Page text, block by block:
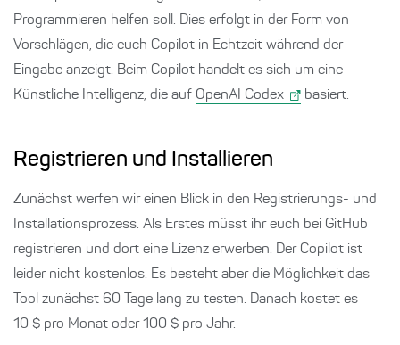
Programmieren helfen soll. Dies erfolgt in der Form von
Vorschlägen, die euch Copilot in Echtzeit während der
Eingabe anzeigt. Beim Copilot handelt es sich um eine
Künstliche Intelligenz, die auf OpenAI Codex basiert.
Registrieren und Installieren
Zunächst werfen wir einen Blick in den Registrierungs- und
Installationsprozess. Als Erstes müsst ihr euch bei GitHub
registrieren und dort eine Lizenz erwerben. Der Copilot ist
leider nicht kostenlos. Es besteht aber die Möglichkeit das
Tool zunächst 60 Tage lang zu testen. Danach kostet es
10 $ pro Monat oder 100 $ pro Jahr.